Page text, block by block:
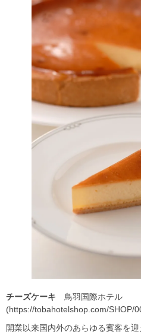
チーズケーキ 鳥羽国際ホテル
(https://tobahotelshop.com/SHOP/
開業以来国内外のあらゆる賓客を